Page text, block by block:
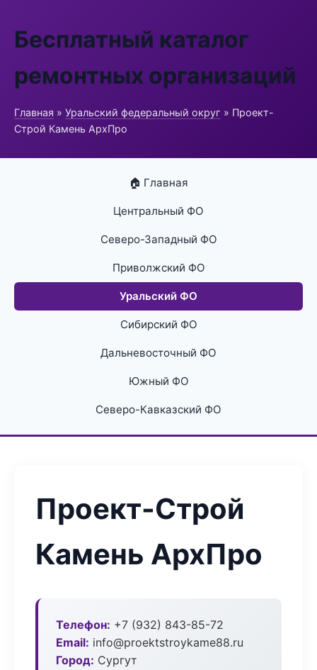
Бесплатный каталог
ремонтных организаций
Главная » Уральский федеральный округ » Проект-
Строй Камень АрхПро
🏠 Главная
Центральный ФО
Северо-Западный ФО
Приволжский ФО
Уральский ФО
Сибирский ФО
Дальневосточный ФО
Южный ФО
Северо-Кавказский ФО
Проект-Строй
Камень АрхПро
Телефон: +7 (932) 843-85-72
Email: info@proektstroykame88.ru
Город: Сургут